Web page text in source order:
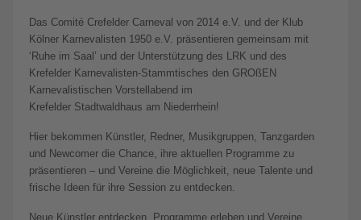
Das Comité Crefelder Carneval von 2014 e.V. und der Klub
Kölner Karnevalisten 1950 e.V. präsentieren gemeinsam mit
‘Ruhe im Saal’ und der Unterstützung des LRK und des
Krefelder Karnevalisten-Stammtisches den GROßEN
Karnevalistischen Vorstellabend im
Krefelder Stadtwaldhaus am Niederrhein!
Hier bekommen Künstler, Redner, Musikgruppen, Tanzgarden
und Newcomer die Chance, ihre aktuellen Programme zu
präsentieren – und Vereine die Möglichkeit, neue Talente und
frische Ideen für ihre Session zu entdecken.
Neue Künstler entdecken, Programme erleben und Vereine